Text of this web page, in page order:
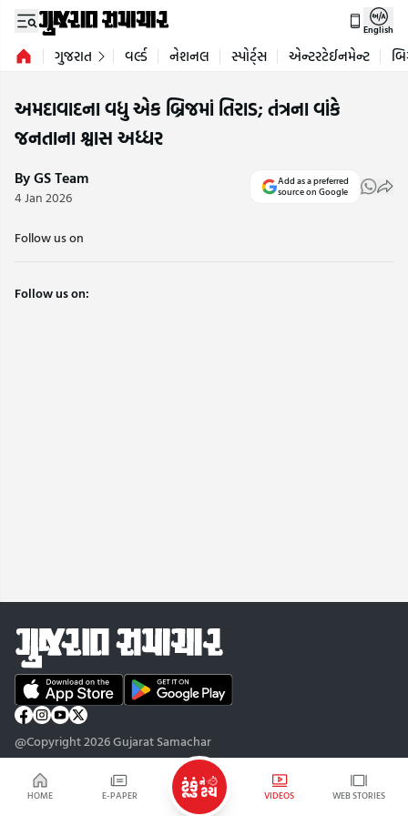
HOME E-PAPER VIDEOS WEB STORIES
English
ગુજરાત વર્લ્ડ નેશનલ સ્પોર્ટ્સ એન્ટરટેઈનમેન્ટ
અમદાવાદના વધુ એક બ્રિજમાં તિરાડ; તંત્રના વાંકે
જનતાના શ્વાસ અધ્ધર
By GS Team
4 Jan 2026
Add as a preferred
source on Google
Follow us on
Follow us on:
@Copyright 2026 Gujarat Samachar